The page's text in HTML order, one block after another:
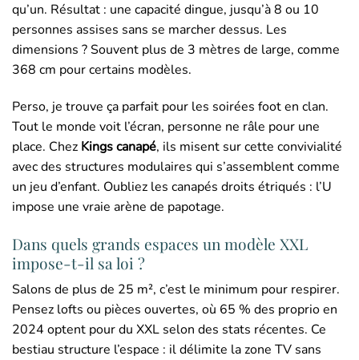
qu’un. Résultat : une capacité dingue, jusqu’à 8 ou 10
personnes assises sans se marcher dessus. Les
dimensions ? Souvent plus de 3 mètres de large, comme
368 cm pour certains modèles.
Perso, je trouve ça parfait pour les soirées foot en clan.
Tout le monde voit l’écran, personne ne râle pour une
place. Chez Kings canapé, ils misent sur cette convivialité
avec des structures modulaires qui s’assemblent comme
un jeu d’enfant. Oubliez les canapés droits étriqués : l’U
impose une vraie arène de papotage.
Dans quels grands espaces un modèle XXL
impose-t-il sa loi ?
Salons de plus de 25 m², c’est le minimum pour respirer.
Pensez lofts ou pièces ouvertes, où 65 % des proprio en
2024 optent pour du XXL selon des stats récentes. Ce
bestiau structure l’espace : il délimite la zone TV sans